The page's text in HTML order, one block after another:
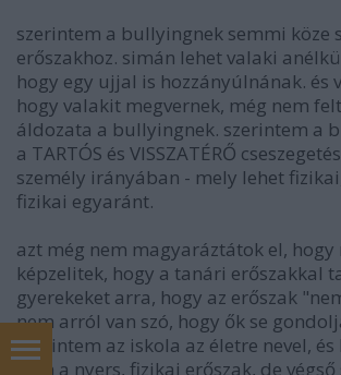
szerintem a bullyingnek semmi köze
erőszakhoz. simán lehet valaki
hogy egy ujjal is hozzányúlnának. és
hogy valakit megvernek, még nem
áldozata a bullyingnek. szerintem a
a TARTÓS és VISSZATÉRŐ
személy irányában - mely lehet
fizikai egyaránt.
azt még nem magyaráztátok el, hogy
képzelitek, hogy a tanári erőszakkal
gyerekeket arra, hogy az erőszak
nem arról van szó, hogy ők se
szerintem az iskola az életre nevel, és
nem a nyers, fizikai erőszak, de